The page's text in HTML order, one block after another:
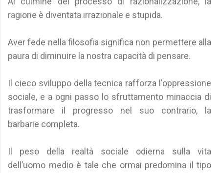
ragione è diventata irrazionale e stupida.
Aver fede nella filosofia significa non permettere alla
paura di diminuire la nostra capacità di pensare.
Il cieco sviluppo della tecnica rafforza l'oppressione
sociale, e a ogni passo lo sfruttamento minaccia di
trasformare il progresso nel suo contrario, la
barbarie completa.
Il peso della realtà sociale odierna sulla vita
dell’uomo medio è tale che ormai predomina il tipo